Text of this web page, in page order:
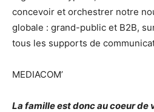
concevoir et orchestrer notre
globale : grand-public et B2B,
tous les supports de
MEDIACOM’
La famille est donc au coeur de